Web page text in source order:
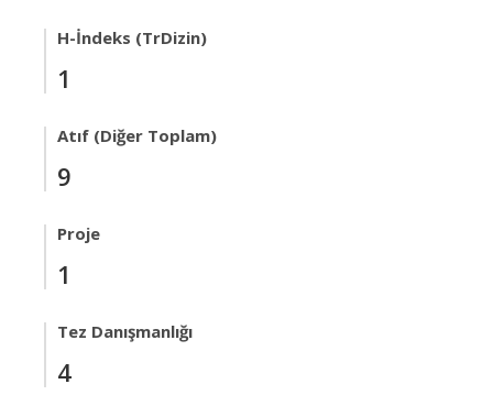
H-İndeks (TrDizin)
1
Atıf (Diğer Toplam)
9
Proje
1
Tez Danışmanlığı
4